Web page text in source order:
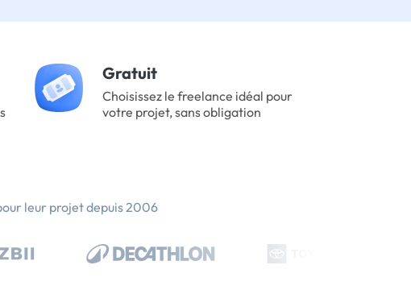
Gratuit
Choisissez le freelance idéal pour
votre projet, sans obligation
leur projet depuis 2006